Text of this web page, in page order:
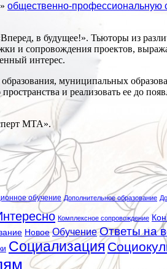
общественно-профессиональную
в будущее!». Тьюторы из
и сопровождения проектов,
интерес.
муниципальных
и реализовать ее до
МТА».
обучение Дополнительное образование
Комплексное сопровождение
Новое Обучение Ответы на
Социализация